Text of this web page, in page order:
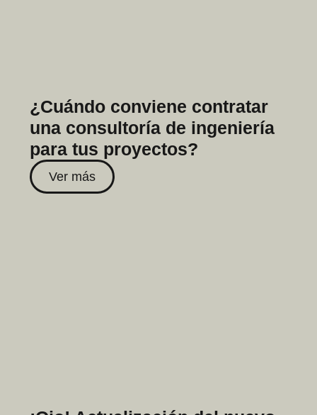
¿Cuándo conviene contratar
una consultoría de ingeniería
para tus proyectos?
Ver más